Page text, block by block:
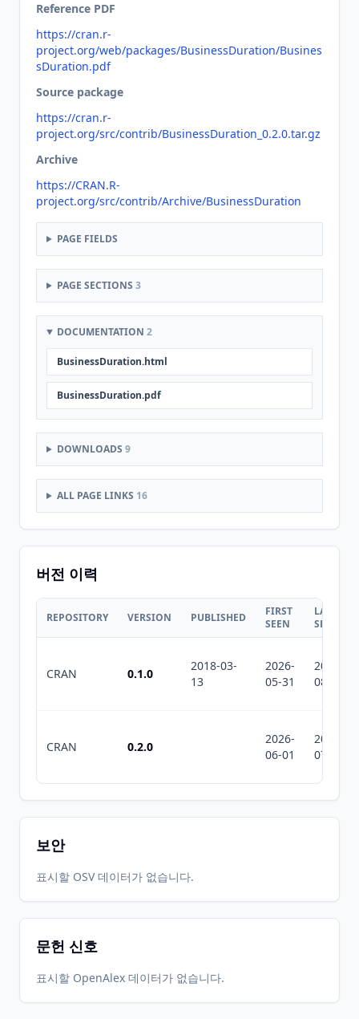
Reference PDF
https://cran.r-
project.org/web/packages/BusinessDuration/Busines
sDuration.pdf
Source package
https://cran.r-
project.org/src/contrib/BusinessDuration_0.2.0.tar.gz
Archive
https://CRAN.R-
project.org/src/contrib/Archive/BusinessDuration
PAGE FIELDS
PAGE SECTIONS 3
DOCUMENTATION 2
BusinessDuration.html
BusinessDuration.pdf
DOWNLOADS 9
ALL PAGE LINKS 16
버전 이력
REPOSITORY VERSION PUBLISHED
FIRST
SEEN
LAST
SEEN
CRAN 0.1.0
2018-03-
13
2026-
05-31
2026-
08-07
CRAN 0.2.0
2026-
06-01
2026-
07-10
보안
표시할 OSV 데이터가 없습니다.
문헌 신호
표시할 OpenAlex 데이터가 없습니다.